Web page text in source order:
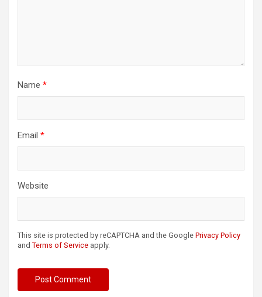
Name *
Email *
Website
This site is protected by reCAPTCHA and the Google Privacy Policy
and Terms of Service apply.